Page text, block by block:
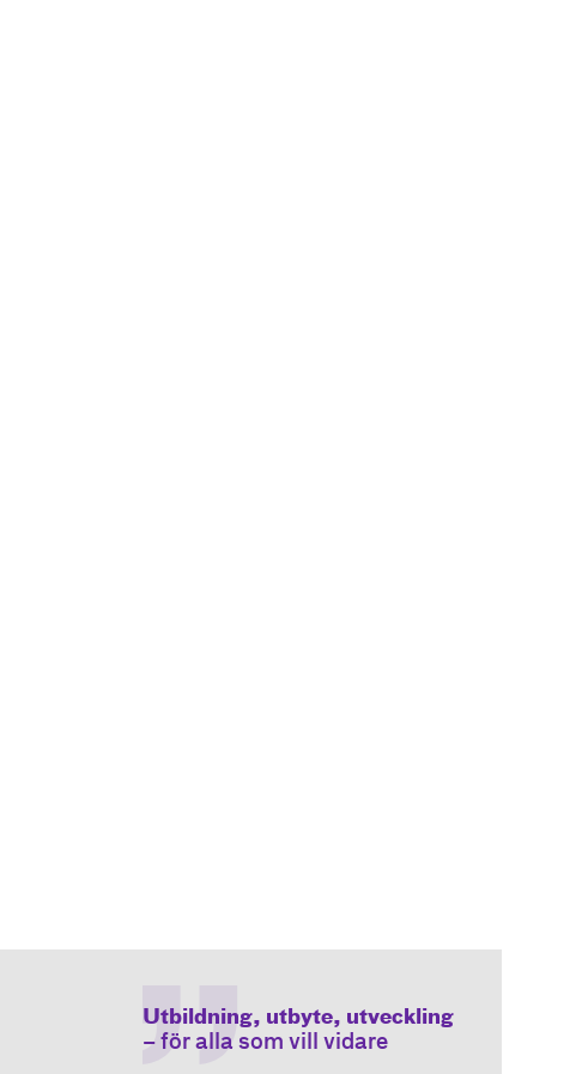
Utbildning, utbyte, utveckling
– för alla som vill vidare